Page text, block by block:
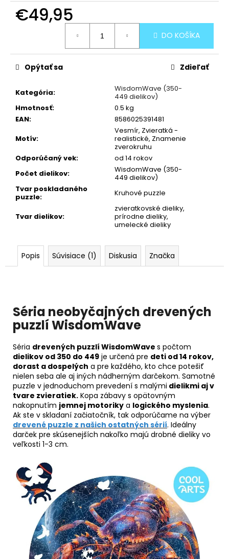
€49,95
DO KOŠÍKA
Kategória:
WisdomWave (350-
449 dielikov)
Hmotnosť:
0.5 kg
EAN:
8586025391481
Motív:
Vesmír, Zvieratká -
realistické, Znamenie
zverokruhu
Odporúčaný vek:
od 14 rokov
Počet dielikov:
WisdomWave (350-
449 dielikov)
Tvar poskladaného
puzzle: Kruhové puzzle
Tvar dielikov:
zvieratkovské dieliky,
prírodne dieliky,
umelecké dieliky
Opýtať sa Zdieľať
Popis Súvisiace (1) Diskusia Značka
Séria neobyčajných drevených
puzzlíWisdomWave
Séria drevených puzzlí WisdomWave s počtom
dielikov od 350 do 449 je určená pre deti od 14 rokov,
dorast a dospelých a pre každého, kto chce potešiť
nielen seba ale aj iných nádherným darčekom. Samotné
puzzle v jednoduchom prevedení s malými dielikmi aj v
tvare zvieratiek. Kopa zábavy s opätovným
nakopnutím jemnej motoriky a logického myslenia.
Ak ste v skladaní začiatočník, tak odporúčame na výber
drevené puzzle z našich ostatných sérií. Ideálny
darček pre skúsenejších nakoľko majú drobné dieliky vo
veľkosti 1-3 cm.